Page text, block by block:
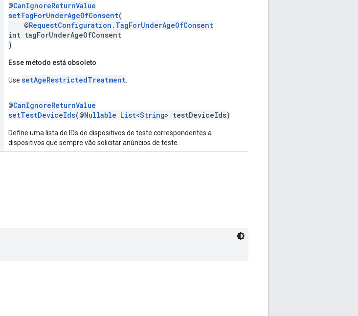
@CanIgnoreReturnValue
setTagForUnderAgeOfConsent(
@RequestConfiguration.TagForUnderAgeOfConsent
int tagForUnderAgeOfConsent
)
Esse método está obsoleto
Use setAgeRestrictedTreatment
@CanIgnoreReturnValue
setTestDeviceIds(@Nullable List<String> testDeviceIds)
Define uma lista de IDs de dispositivos de teste correspondentes a
dispositivos que sempre vão solicitar anúncios de teste.